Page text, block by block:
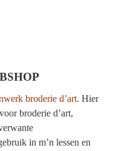
broderie d’art. Hier
broderie d’art,
in m’n lessen en